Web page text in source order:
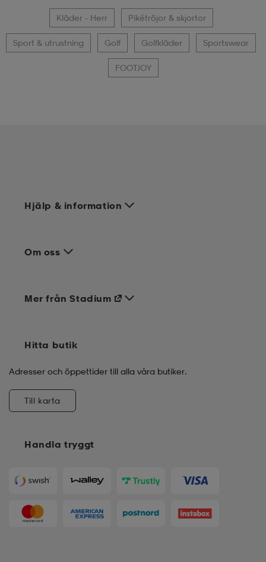
Kläder - Herr Pikétröjor & skjortor
Sport & utrustning Golf Golfkläder Sportswear
FOOTJOY
Hjälp & information
Om oss
Handla tryggt
Mer från Stadium
Hitta butik
Adresser och öppettider till alla våra butiker.
Till karta